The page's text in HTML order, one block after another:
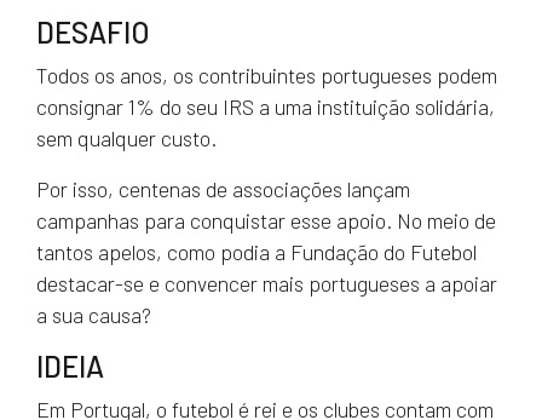
DESAFIO
Todos os anos, os contribuintes portugueses podem
consignar 1% do seu IRS a uma instituição solidária,
sem qualquer custo.
Por isso, centenas de associações lançam
campanhas para conquistar esse apoio. No meio de
tantos apelos, como podia a Fundação do Futebol
destacar-se e convencer mais portugueses a apoiar
a sua causa?
IDEIA
Em Portugal, o futebol é rei e os clubes contam com